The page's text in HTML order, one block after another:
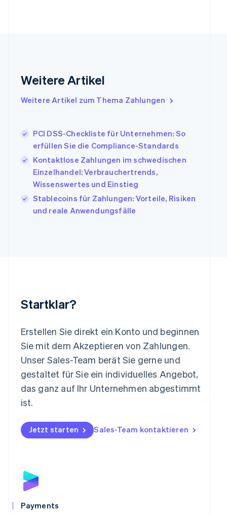
Weitere Artikel
Weitere Artikel zum Thema Zahlungen
PCI DSS-Checkliste für Unternehmen: So
erfüllen Sie die Compliance-Standards
Kontaktlose Zahlungen im schwedischen
Einzelhandel: Verbrauchertrends,
Wissenswertes und Einstieg
Stablecoins für Zahlungen: Vorteile, Risiken
und reale Anwendungsfälle
Startklar?
Erstellen Sie direkt ein Konto und beginnen
Sie mit dem Akzeptieren von Zahlungen.
Unser Sales-Team berät Sie gerne und
gestaltet für Sie ein individuelles Angebot,
das ganz auf Ihr Unternehmen abgestimmt
ist.
Jetzt starten Sales-Team kontaktieren
Payments
English
English
Japan
日本語 English
Kanada
English Français
Kroatien
EnglishItaliano
English
Liechtenstein
English
Español English
Neuseeland
English
Niederlande
Norwegen
English
Polen
English
Portugal
Schweden
Deutsch